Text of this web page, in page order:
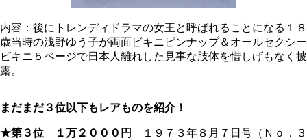
内容：後にトレンディドラマの女王と呼ばれることになる１８
歳当時の浅野ゆう子が両面ビキニピンナップ＆オールセクシー
ビキニ５ページで日本人離れした見事な肢体を惜しげもなく披
露。
まだまだ３位以下もレアものを紹介！
★第３位 １万２０００円
１９７３年８月７日号（Ｎｏ．３